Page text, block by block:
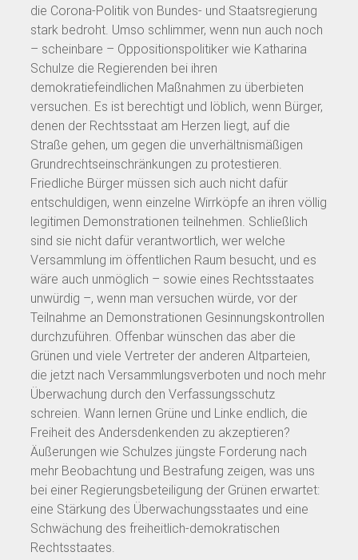
die Corona-Politik von Bundes- und Staatsregierung
stark bedroht. Umso schlimmer, wenn nun auch noch
– scheinbare – Oppositionspolitiker wie Katharina
Schulze die Regierenden bei ihren
demokratiefeindlichen Maßnahmen zu überbieten
versuchen. Es ist berechtigt und löblich, wenn Bürger,
denen der Rechtsstaat am Herzen liegt, auf die
Straße gehen, um gegen die unverhältnismäßigen
Grundrechtseinschränkungen zu protestieren.
Friedliche Bürger müssen sich auch nicht dafür
entschuldigen, wenn einzelne Wirrköpfe an ihren völlig
legitimen Demonstrationen teilnehmen. Schließlich
sind sie nicht dafür verantwortlich, wer welche
Versammlung im öffentlichen Raum besucht, und es
wäre auch unmöglich – sowie eines Rechtsstaates
unwürdig –, wenn man versuchen würde, vor der
Teilnahme an Demonstrationen Gesinnungskontrollen
durchzuführen. Offenbar wünschen das aber die
Grünen und viele Vertreter der anderen Altparteien,
die jetzt nach Versammlungsverboten und noch mehr
Überwachung durch den Verfassungsschutz
schreien. Wann lernen Grüne und Linke endlich, die
Freiheit des Andersdenkenden zu akzeptieren?
Äußerungen wie Schulzes jüngste Forderung nach
mehr Beobachtung und Bestrafung zeigen, was uns
bei einer Regierungsbeteiligung der Grünen erwartet:
eine Stärkung des Überwachungsstaates und eine
Schwächung des freiheitlich-demokratischen
Rechtsstaates.